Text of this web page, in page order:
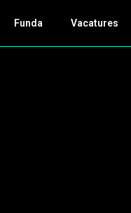
Funda Vacatures